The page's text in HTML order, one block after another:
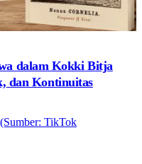
Tak Terlihat